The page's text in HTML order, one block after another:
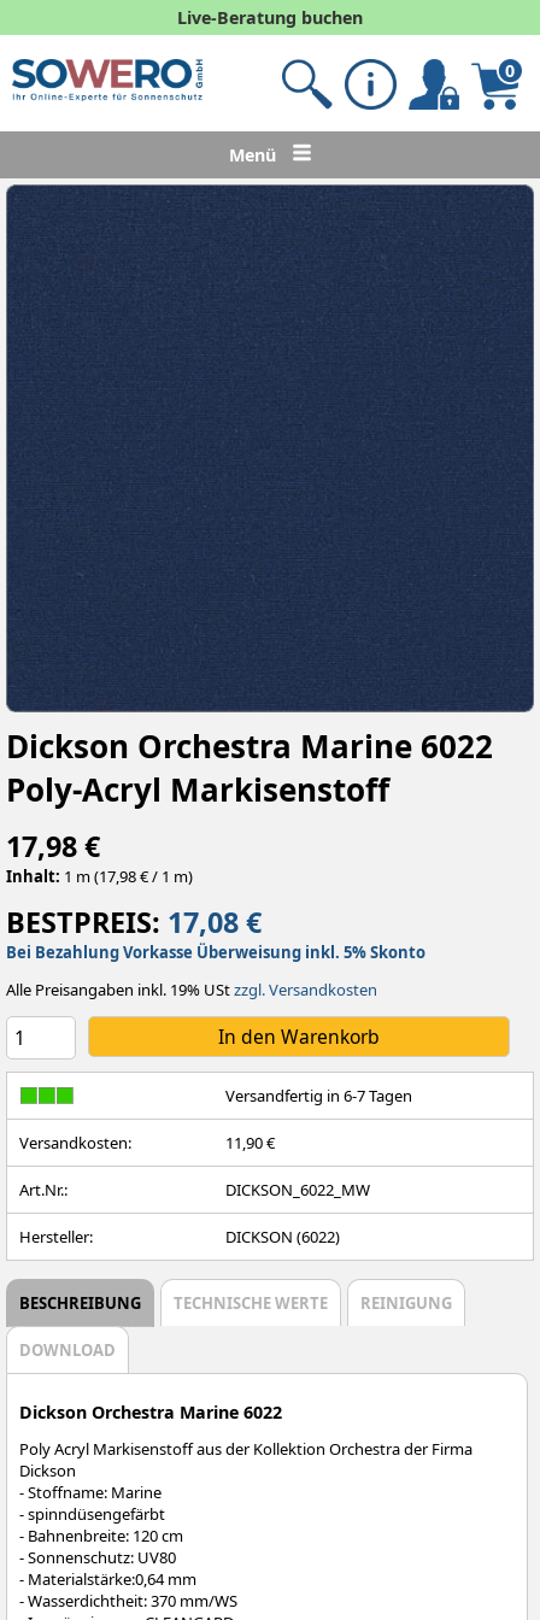
Live-Beratung buchen
0
Menü
Dickson Orchestra Marine 6022
Poly-Acryl Markisenstoff
17,98 €
Inhalt: 1 m (17,98 € / 1 m)
BESTPREIS: 17,08 €
Bei Bezahlung Vorkasse Überweisung inkl. 5% Skonto
Alle Preisangaben inkl. 19% UStzzgl. Versandkosten
Versandfertig in 6-7 Tagen
Versandkosten: 11,90 €
Art.Nr.: DICKSON_6022_MW
Hersteller: DICKSON (6022)
BESCHREIBUNG TECHNISCHE WERTE REINIGUNG
DOWNLOAD
Dickson Orchestra Marine 6022
Poly Acryl Markisenstoff aus der Kollektion Orchestra der Firma
Dickson
- Stoffname: Marine
- spinndüsengefärbt
- Bahnenbreite: 120 cm
- Sonnenschutz: UV80
- Materialstärke:0,64 mm
- Wasserdichtheit: 370 mm/WS